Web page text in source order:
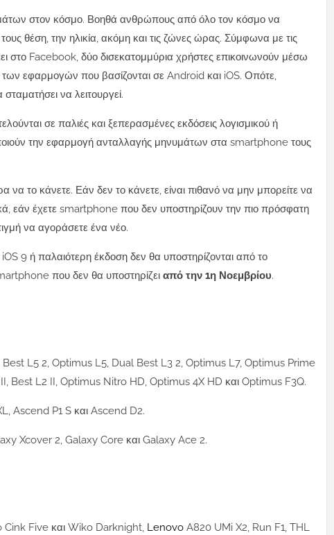
στον κόσμο. Βοηθά ανθρώπους από όλο τον κόσμο να
θέση, την ηλικία, ακόμη και τις ζώνες ώρας. Σύμφωνα με τις
Facebook, δύο δισεκατομμύρια χρήστες επικοινωνούν μέσω
εφαρμογών που βασίζονται σε Android και iOS. Οπότε,
να λειτουργεί.
σε παλιές και ξεπερασμένες εκδόσεις λογισμικού ή
την εφαρμογή ανταλλαγής μηνυμάτων στα smartphone τους
το κάνετε. Εάν δεν το κάνετε, είναι πιθανό να μην μπορείτε να
εάν έχετε smartphone που δεν υποστηρίζουν την πιο πρόσφατη
να αγοράσετε ένα νέο.
9 ή παλαιότερη έκδοση δεν θα υποστηρίζονται από το
που δεν θα υποστηρίζει από την 1η Νοεμβρίου.
L5 2, Optimus L5, Dual Best L3 2, Optimus L7, Optimus Prime
Best L2 II, Optimus Nitro HD, Optimus 4X HD και Optimus F3Q.
Ascend P1 S και Ascend D2.
Xcover 2, Galaxy Core και Galaxy Ace 2.
Five και Wiko Darknight, Lenovo A820 UMi X2, Run F1, THL